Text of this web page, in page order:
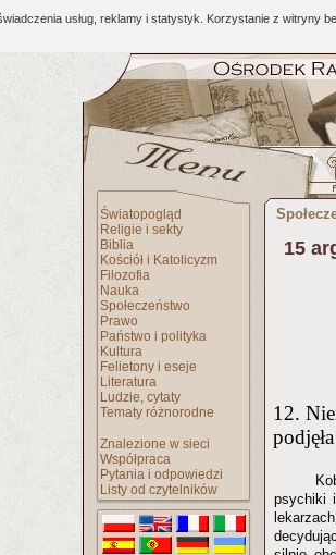
usług, reklamy i statystyk. Korzystanie z witryny
Światopogląd
Religie i sekty
Biblia
Kościół i Katolicyzm
Filozofia
Nauka
Społeczeństwo
Prawo
Państwo i polityka
Kultura
Felietony i eseje
Literatura
Ludzie, cytaty
Tematy różnorodne
Znalezione w sieci
Współpraca
Pytania i odpowiedzi
Listy od czytelników
15
12.
psychiki